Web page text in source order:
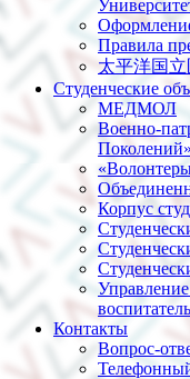
Правила
太平洋国
Студенческие
МЕДМОЛ
Военно-
Поколений»
Корпус
Контакты
Вопрос-